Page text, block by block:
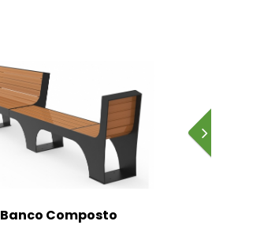
Banco Composto